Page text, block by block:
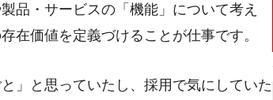
品・サービスの「機能」について考え
在価値を定義づけることが仕事です。
」と思っていたし、採用で気にしていた